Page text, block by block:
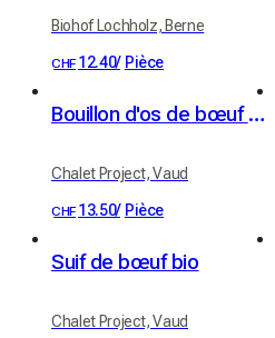
Biohof Lochholz, Berne
CHF 12.40/ Pièce
Bouillon d'os de bœuf bio
Chalet Project, Vaud
CHF 13.50/ Pièce
Suif de bœuf bio
Chalet Project, Vaud